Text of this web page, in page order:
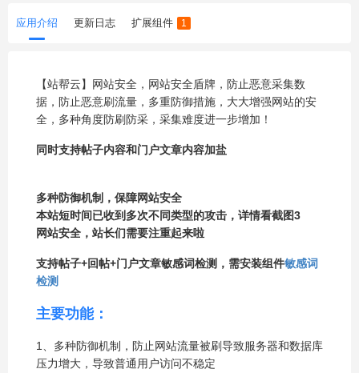
应用介绍 更新日志 扩展组件 1
【站帮云】网站安全，网站安全盾牌，防止恶意采集数
据，防止恶意刷流量，多重防御措施，大大增强网站的安
全，多种角度防刷防采，采集难度进一步增加！
同时支持帖子内容和门户文章内容加盐
多种防御机制，保障网站安全
本站短时间已收到多次不同类型的攻击，详情看截图3
网站安全，站长们需要注重起来啦
支持帖子+回帖+门户文章敏感词检测，需安装组件敏感词
检测
主要功能：
1、多种防御机制，防止网站流量被刷导致服务器和数据库
压力增大，导致普通用户访问不稳定